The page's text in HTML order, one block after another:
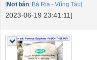
[Nơi bán: Bà Rịa - Vũng Tàu]
2023-06-19 23:41:11]